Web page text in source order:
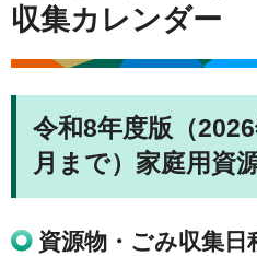
収集カレンダー
令和8年度版（
月まで）家庭用資
資源物・ごみ収集